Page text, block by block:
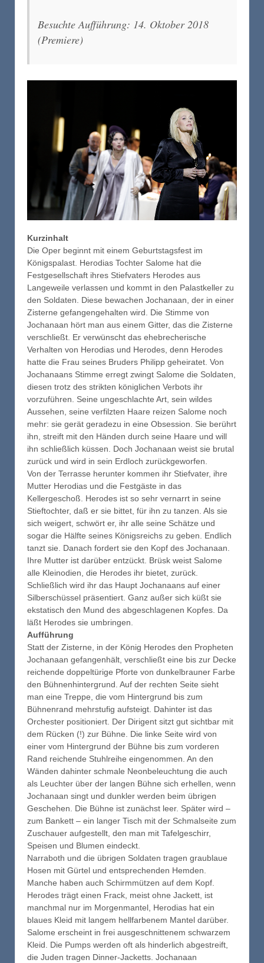
Besuchte Aufführung: 14. Oktober 2018
(Premiere)
Kurzinhalt
Die Oper beginnt mit einem Geburtstagsfest im
Königspalast. Herodias Tochter Salome hat die
Festgesellschaft ihres Stiefvaters Herodes aus
Langeweile verlassen und kommt in den Palastkeller zu
den Soldaten. Diese bewachen Jochanaan, der in einer
Zisterne gefangengehalten wird. Die Stimme von
Jochanaan hört man aus einem Gitter, das die Zisterne
verschließt. Er verwünscht das ehebrecherische
Verhalten von Herodias und Herodes, denn Herodes
hatte die Frau seines Bruders Philipp geheiratet. Von
Jochanaans Stimme erregt zwingt Salome die Soldaten,
diesen trotz des strikten königlichen Verbots ihr
vorzuführen. Seine ungeschlachte Art, sein wildes
Aussehen, seine verfilzten Haare reizen Salome noch
mehr: sie gerät geradezu in eine Obsession. Sie berührt
ihn, streift mit den Händen durch seine Haare und will
ihn schließlich küssen. Doch Jochanaan weist sie brutal
zurück und wird in sein Erdloch zurückgeworfen.
Von der Terrasse herunter kommen ihr Stiefvater, ihre
Mutter Herodias und die Festgäste in das
Kellergeschoß. Herodes ist so sehr vernarrt in seine
Stieftochter, daß er sie bittet, für ihn zu tanzen. Als sie
sich weigert, schwört er, ihr alle seine Schätze und
sogar die Hälfte seines Königsreichs zu geben. Endlich
tanzt sie. Danach fordert sie den Kopf des Jochanaan.
Ihre Mutter ist darüber entzückt. Brüsk weist Salome
alle Kleinodien, die Herodes ihr bietet, zurück.
Schließlich wird ihr das Haupt Jochanaans auf einer
Silberschüssel präsentiert. Ganz außer sich küßt sie
ekstatisch den Mund des abgeschlagenen Kopfes. Da
läßt Herodes sie umbringen.
Aufführung
Statt der Zisterne, in der König Herodes den Propheten
Jochanaan gefangenhält, verschließt eine bis zur Decke
reichende doppeltürige Pforte von dunkelbrauner Farbe
den Bühnenhintergrund. Auf der rechten Seite sieht
man eine Treppe, die vom Hintergrund bis zum
Bühnenrand mehrstufig aufsteigt. Dahinter ist das
Orchester positioniert. Der Dirigent sitzt gut sichtbar mit
dem Rücken (!) zur Bühne. Die linke Seite wird von
einer vom Hintergrund der Bühne bis zum vorderen
Rand reichende Stuhlreihe eingenommen. An den
Wänden dahinter schmale Neonbeleuchtung die auch
als Leuchter über der langen Bühne sich erhellen, wenn
Jochanaan singt und dunkler werden beim übrigen
Geschehen. Die Bühne ist zunächst leer. Später wird –
zum Bankett – ein langer Tisch mit der Schmalseite zum
Zuschauer aufgestellt, den man mit Tafelgeschirr,
Speisen und Blumen eindeckt.
Narraboth und die übrigen Soldaten tragen graublaue
Hosen mit Gürtel und entsprechenden Hemden.
Manche haben auch Schirmmützen auf dem Kopf.
Herodes trägt einen Frack, meist ohne Jackett, ist
manchmal nur im Morgenmantel, Herodias hat ein
blaues Kleid mit langem hellfarbenem Mantel darüber.
Salome erscheint in frei ausgeschnittenem schwarzem
Kleid. Die Pumps werden oft als hinderlich abgestreift,
die Juden tragen Dinner-Jacketts. Jochanaan